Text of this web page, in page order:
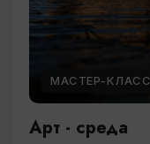
МАСТЕР-
Арт - среда